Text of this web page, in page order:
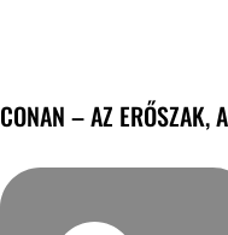
CONAN – AZ ERŐSZAK,